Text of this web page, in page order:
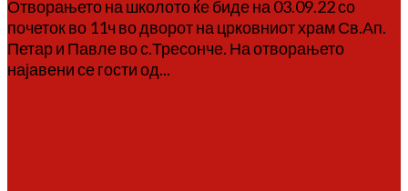
Отворањето на школото ќе биде на 03.09.22 со
почеток во 11ч во дворот на црковниот храм Св.Ап.
Петар и Павле во с.Тресонче. На отворањето
најавени се гости од...